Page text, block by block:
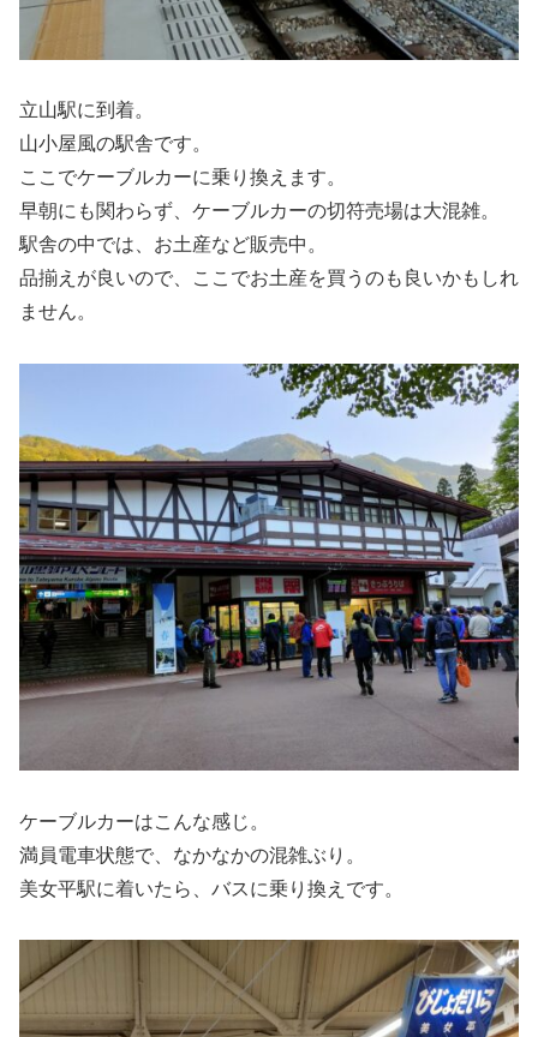
立山駅に到着。
山小屋風の駅舎です。
ここでケーブルカーに乗り換えます。
早朝にも関わらず、ケーブルカーの切符売場は大混雑。
駅舎の中では、お土産など販売中。
品揃えが良いので、ここでお土産を買うのも良いかもしれ
ません。
ケーブルカーはこんな感じ。
満員電車状態で、なかなかの混雑ぶり。
美女平駅に着いたら、バスに乗り換えです。